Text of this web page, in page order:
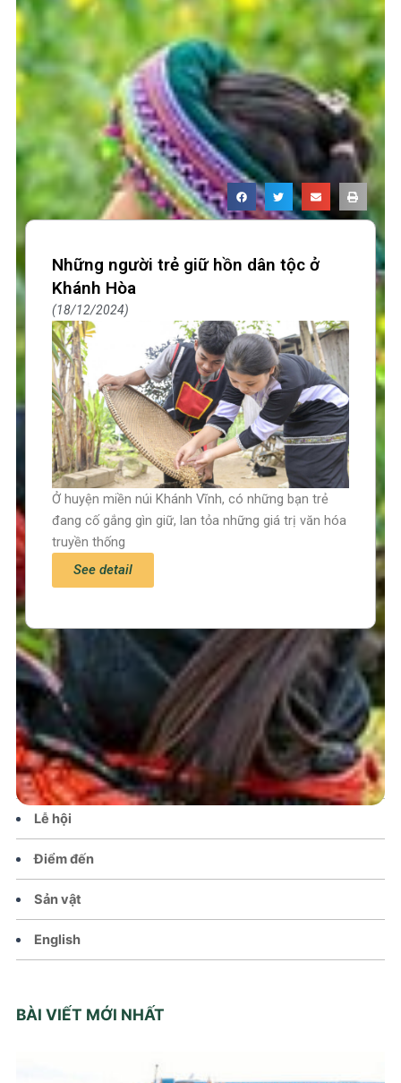
Trang chủ
Tin tức – Sự kiện
Chính sách
Văn hoá – Đời sống
Lễ hội
Điểm đến
Sản vật
English
BÀI VIẾT MỚI NHẤT
Những người trẻ giữ hồn dân tộc ở
Khánh Hòa
18/12/2024
Ở huyện miền núi Khánh Vĩnh, có những bạn trẻ
đang cố gắng gìn giữ, lan tỏa những giá trị văn hóa
truyền thống
See detail